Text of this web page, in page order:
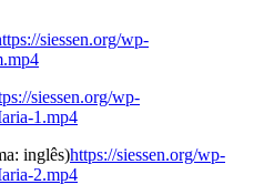
siessen.org/wp-
siessen.org/wp-
1.mp4
inglês)https://siessen.org/wp-
2.mp4